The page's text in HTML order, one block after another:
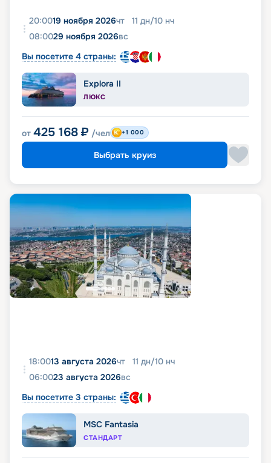
20:0019 ноября 2026чт 11 дн/10 нч
08:0029 ноября 2026вс
Вы посетите 4 страны:
Explora II
ЛЮКС
от 425 168 ₽ /чел +1 000
Выбрать круиз
18:0013 августа 2026чт 11 дн/10 нч
06:0023 августа 2026вс
Вы посетите 3 страны:
MSC Fantasia
СТАНДАРТ